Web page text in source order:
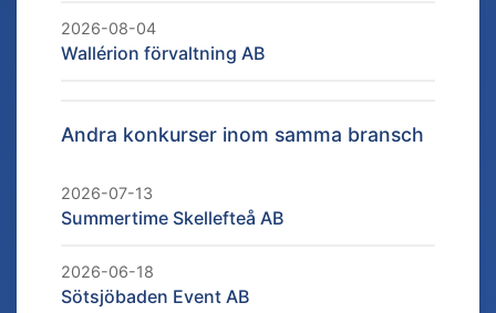
2026-08-04
Wallérion förvaltning AB
Andra konkurser inom samma bransch
2026-07-13
Summertime Skellefteå AB
2026-06-18
Sötsjöbaden Event AB